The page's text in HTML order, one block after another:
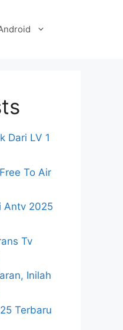
Dari LV 1
To Air
Antv 2025
Tv
Inilah
Terbaru